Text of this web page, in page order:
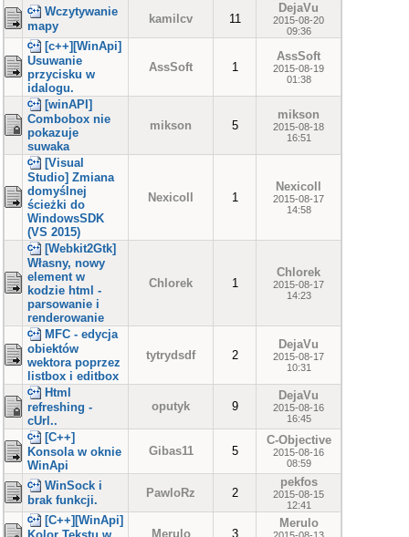
Wczytywanie
mapy
kamilcv 11
DejaVu
2015-08-20
09:36
[c++][WinApi]
Usuwanie
przycisku w
idalogu.
AssSoft 1
AssSoft
2015-08-19
01:38
[winAPI]
Combobox nie
pokazuje
suwaka
mikson 5
mikson
2015-08-18
16:51
[Visual
Studio] Zmiana
domyślnej
ścieżki do
WindowsSDK
(VS 2015)
Nexicoll 1
Nexicoll
2015-08-17
14:58
[Webkit2Gtk]
Własny, nowy
element w
kodzie html -
parsowanie i
renderowanie
Chlorek 1
Chlorek
2015-08-17
14:23
MFC - edycja
obiektów
wektora poprzez
listbox i editbox
tytrydsdf 2
DejaVu
2015-08-17
10:31
Html
refreshing -
cUrl..
oputyk 9
DejaVu
2015-08-16
16:45
[C++]
Konsola w oknie
WinApi
Gibas11 5
C-Objective
2015-08-16
08:59
WinSock i
brak funkcji.
PawloRz 2
pekfos
2015-08-15
12:41
[C++][WinApi]
Merulo 3
Merulo